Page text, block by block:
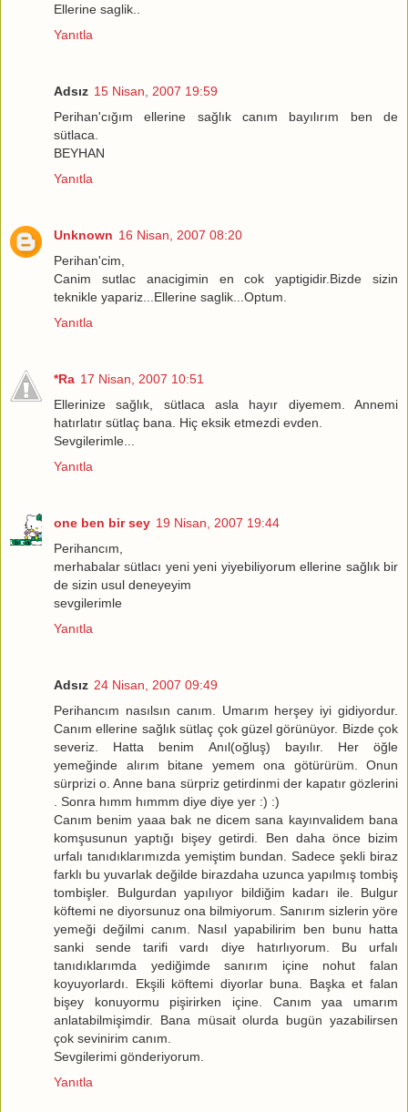
Ellerine saglik..
Yanıtla
Adsız 15 Nisan, 2007 19:59
Perihan'cığım ellerine sağlık canım bayılırım ben de
sütlaca.
BEYHAN
Yanıtla
Unknown 16 Nisan, 2007 08:20
Perihan'cim,
Canim sutlac anacigimin en cok yaptigidir.Bizde sizin
teknikle yapariz...Ellerine saglik...Optum.
Yanıtla
*Ra 17 Nisan, 2007 10:51
Ellerinize sağlık, sütlaca asla hayır diyemem. Annemi
hatırlatır sütlaç bana. Hiç eksik etmezdi evden.
Sevgilerimle...
Yanıtla
one ben bir sey 19 Nisan, 2007 19:44
Perihancım,
merhabalar sütlacı yeni yeni yiyebiliyorum ellerine sağlık bir
de sizin usul deneyeyim
sevgilerimle
Yanıtla
Adsız 24 Nisan, 2007 09:49
Perihancım nasılsın canım. Umarım herşey iyi gidiyordur.
Canım ellerine sağlık sütlaç çok güzel görünüyor. Bizde çok
severiz. Hatta benim Anıl(oğluş) bayılır. Her öğle
yemeğinde alırım bitane yemem ona götürürüm. Onun
sürprizi o. Anne bana sürpriz getirdinmi der kapatır gözlerini
. Sonra hımm hımmm diye diye yer :) :)
Canım benim yaaa bak ne dicem sana kayınvalidem bana
komşusunun yaptığı bişey getirdi. Ben daha önce bizim
urfalı tanıdıklarımızda yemiştim bundan. Sadece şekli biraz
farklı bu yuvarlak değilde birazdaha uzunca yapılmış tombiş
tombişler. Bulgurdan yapılıyor bildiğim kadarı ile. Bulgur
köftemi ne diyorsunuz ona bilmiyorum. Sanırım sizlerin yöre
yemeği değilmi canım. Nasıl yapabilirim ben bunu hatta
sanki sende tarifi vardı diye hatırlıyorum. Bu urfalı
tanıdıklarımda yediğimde sanırım içine nohut falan
koyuyorlardı. Ekşili köftemi diyorlar buna. Başka et falan
bişey konuyormu pişirirken içine. Canım yaa umarım
anlatabilmişimdir. Bana müsait olurda bugün yazabilirsen
çok sevinirim canım.
Sevgilerimi gönderiyorum.
Yanıtla